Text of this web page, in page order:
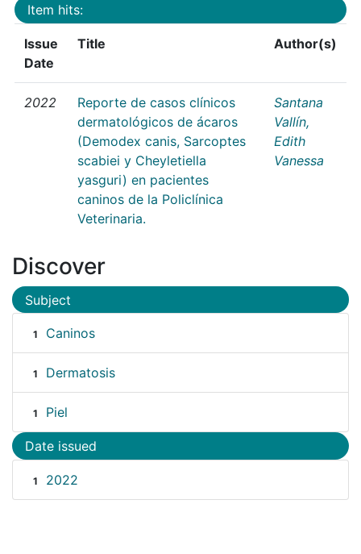
Item hits:
Issue
Date
Title Author(s)
2022
Reporte de casos clínicos
dermatológicos de ácaros
(Demodex canis, Sarcoptes
scabiei y Cheyletiella
yasguri) en pacientes
caninos de la Policlínica
Veterinaria.
Santana
Vallín,
Edith
Vanessa
Discover
Subject
1 Caninos
1 Dermatosis
1 Piel
Date issued
1 2022